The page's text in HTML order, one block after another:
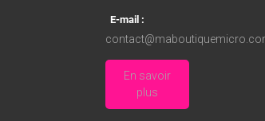
E-mail :
En savoir
plus